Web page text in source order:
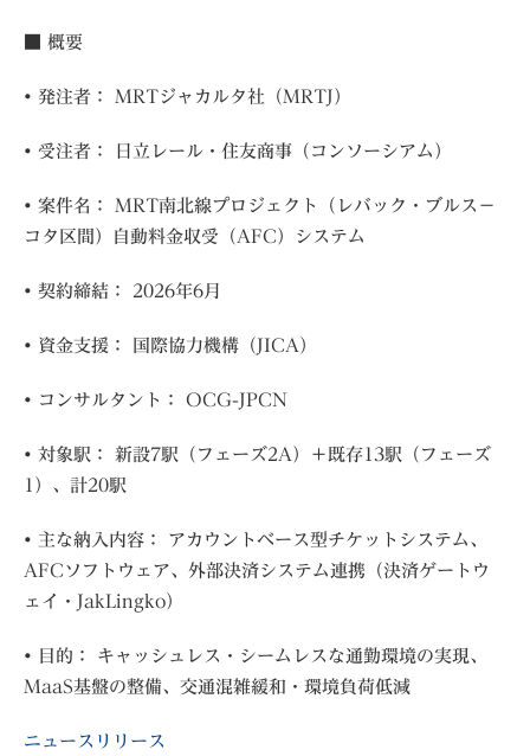
■ 概要
• 発注者： MRTジャカルタ社（MRTJ）
• 受注者： 日立レール・住友商事（コンソーシアム）
• 案件名： MRT南北線プロジェクト（レバック・ブルス－
コタ区間）自動料金収受（AFC）システム
• 契約締結： 2026年6月
• 資金支援： 国際協力機構（JICA）
• コンサルタント： OCG-JPCN
• 対象駅： 新設7駅（フェーズ2A）＋既存13駅（フェーズ
1）、計20駅
• 主な納入内容： アカウントベース型チケットシステム、
AFCソフトウェア、外部決済システム連携（決済ゲートウ
ェイ・JakLingko）
• 目的： キャッシュレス・シームレスな通勤環境の実現、
MaaS基盤の整備、交通混雑緩和・環境負荷低減
ニュースリリース